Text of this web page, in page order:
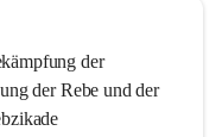
der
der Rebe und der